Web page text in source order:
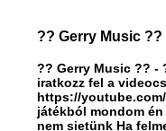
?? Gerry Music
?? Gerry Music ?? -
iratkozz fel a
https://
játékból mondom
nem sietünk Ha